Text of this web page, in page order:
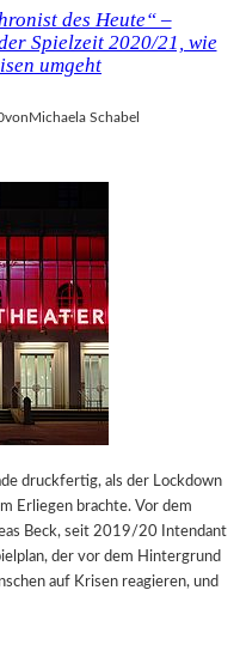
des Heute“ –
Spielzeit 2020/21, wie
umgeht
vonMichaela Schabel
druckfertig, als der Lockdown
Erliegen brachte. Vor dem
Beck, seit 2019/20 Intendant
der vor dem Hintergrund
auf Krisen reagieren, und